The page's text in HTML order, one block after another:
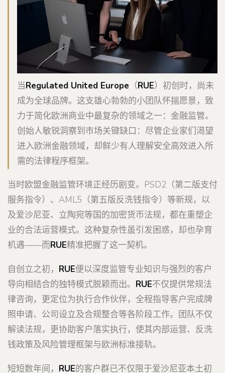
当Regulated United Europe （RUE）初创时，尚未
成为全球品牌。这支雄心勃勃的小团队怀揣愿景，致
力于简化欧洲商业中最复杂的领域之一：金融监管。
创始人敏锐洞察到市场关键缺口：尽管企业家们渴望
进入欧洲金融领域，却鲜少有人理解安全高效进入所
需的法律程序框架。
当时欧盟金融监管环境正经历剧变。PSD2（第二版支付
服务指令）、AML5（第五版反洗钱指令）等新规，以
及爱沙尼亚、立陶宛等国的加密货币法规，都在重塑企
业的合法运营模式。这种复杂性虽引发困惑，却也孕育
机遇——而RUE精准把握了这一契机。
自创立之初， RUE便以深度监管专业知识与强烈的客户
导向相结合的独特模式脱颖而出。 RUE不仅提供常规法
律咨询，更定位为执行合作伙伴，全程指导客户完成牌
照申请、公司设立及合规整合等各阶段工作。团队不仅
解读法规，更协助客户落实执行，使其内部运营、反洗
钱政策及风险管理框架与欧洲标准接轨。
短短数年间， RUE的客户群已不仅限于爱沙尼亚本土初